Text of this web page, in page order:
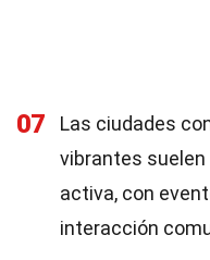
07
Las ciudades
vibrantes
activa, con
interacción